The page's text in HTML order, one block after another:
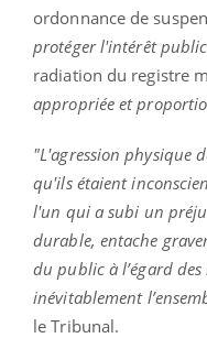
ordonnance de
protéger l'intérêt
radiation du registre
appropriée et
"L'agression physique
qu'ils étaient
l'un qui a subi un
durable, entache
du public à l’égard
inévitablement
le Tribunal.